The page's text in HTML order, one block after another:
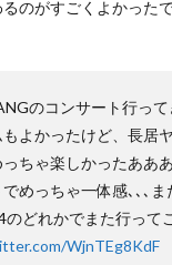
のがすごくよかった
のコンサート行っ
もよかったけど、長居
っちゃ楽しかったああ
でめっちゃ一体感､､､
のどれかでまた行って
WjnTEg8KdF